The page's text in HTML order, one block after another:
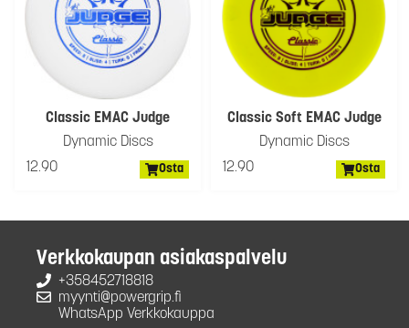
Classic EMAC Judge
Dynamic Discs
12.90
Osta
Classic Soft EMAC Judge
Dynamic Discs
12.90
Osta
Verkkokaupan asiakaspalvelu
+358452718818
myynti@powergrip.fi
WhatsApp Verkkokauppa